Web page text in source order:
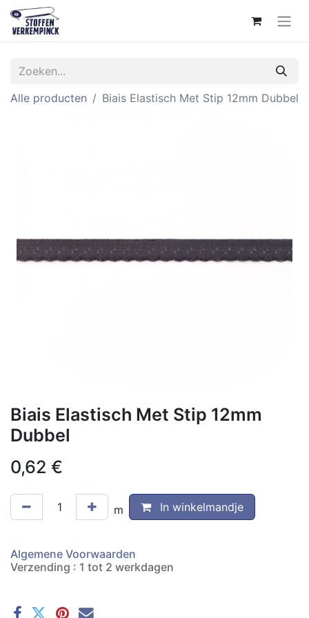
Alle producten Biais Elastisch Met Stip 12mm Dubbel
Biais Elastisch Met Stip 12mm
Dubbel
0,62 €
m In winkelmandje
Algemene Voorwaarden
Verzending : 1 tot 2 werkdagen